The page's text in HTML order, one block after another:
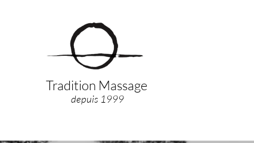
Tradition Massage
depuis 1999